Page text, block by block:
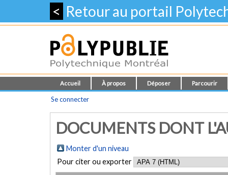
< Retour au portail
Accueil À propos Déposer Parcourir
Se connecter
DOCUMENTS DONT
Monter d'un niveau
Pour citer ou exporter